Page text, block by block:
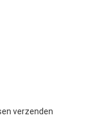
verzenden